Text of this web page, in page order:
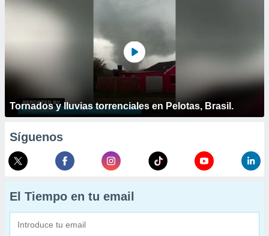
Tornados y lluvias torrenciales en Pelotas, Brasil.
Síguenos
El Tiempo en tu email